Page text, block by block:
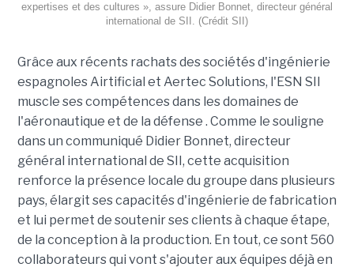
expertises et des cultures », assure Didier Bonnet, directeur général
international de SII. (Crédit SII)
Grâce aux récents rachats des sociétés d'ingénierie
espagnoles Airtificial et Aertec Solutions, l'ESN SII
muscle ses compétences dans les domaines de
l'aéronautique et de la défense . Comme le souligne
dans un communiqué Didier Bonnet, directeur
général international de SII, cette acquisition
renforce la présence locale du groupe dans plusieurs
pays, élargit ses capacités d'ingénierie de fabrication
et lui permet de soutenir ses clients à chaque étape,
de la conception à la production. En tout, ce sont 560
collaborateurs qui vont s'ajouter aux équipes déjà en